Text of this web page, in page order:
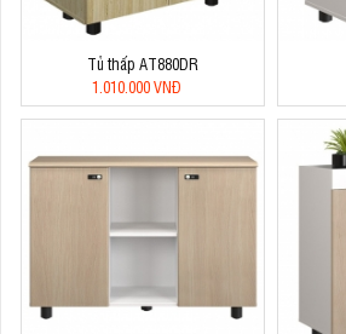
Tủ thấp AT880DR
1.010.000 VNĐ